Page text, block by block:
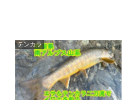
テンカラ